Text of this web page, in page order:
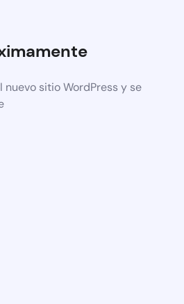
nuevo sitio WordPress y se